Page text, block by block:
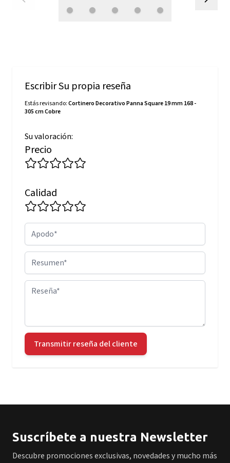
Escribir Su propia reseña
Estás revisando:Cortinero Decorativo Panna Square 19 mm 168 -
305 cm Cobre
Su valoración:
Precio
Calidad
Apodo
Resumen
Reseña
Transmitir reseña del cliente
Suscríbete a nuestra Newsletter
Descubre promociones exclusivas, novedades y mucho más